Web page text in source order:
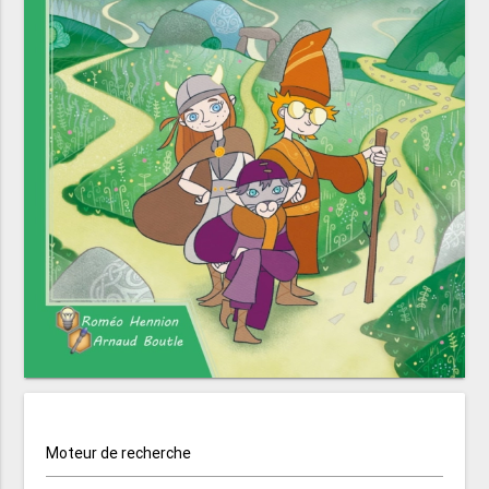
Moteur de recherche